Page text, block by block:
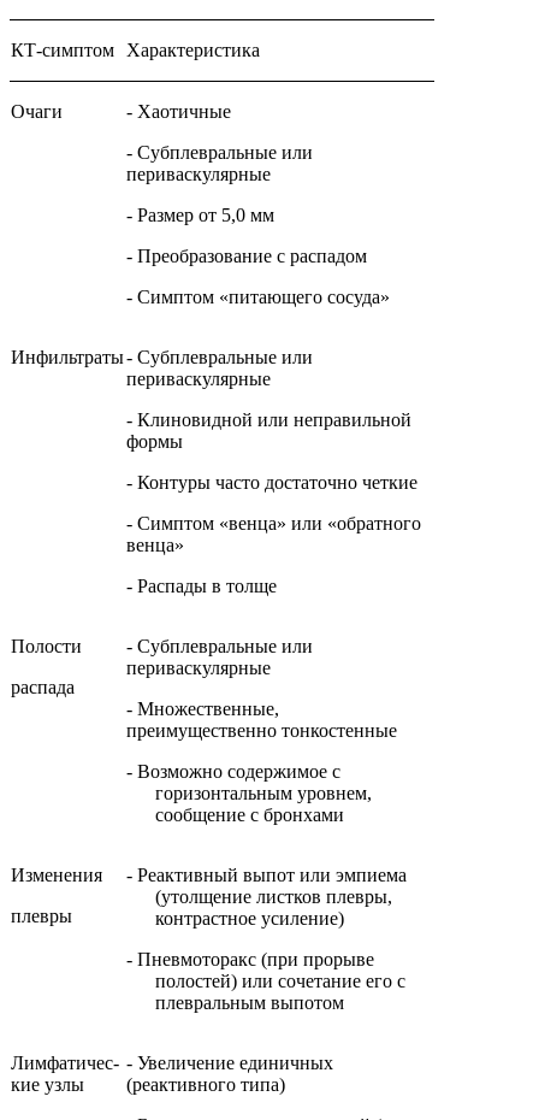
КТ-симптом Характеристика
Очаги
- Хаотичные
- Субплевральные или
периваскулярные
- Размер от 5,0 мм
- Преобразование с распадом
- Симптом «питающего сосуда»
Инфильтраты- Субплевральные или
периваскулярные
- Клиновидной или неправильной
формы
- Контуры часто достаточно четкие
- Симптом «венца» или «обратного
венца»
- Распады в толще
Полости
распада
- Субплевральные или
периваскулярные
- Множественные,
преимущественно тонкостенные
- Возможно содержимое с
горизонтальным уровнем,
сообще­ние с бронхами
Изменения
плевры
- Реактивный выпот или эмпиема
(утолщение листков плевры,
контрастное усиление)
- Пневмоторакс (при прорыве
полостей) или сочетание его с
плевральным выпотом
Лимфатичес­
кие узлы
- Увеличение единичных
(реактивного типа)